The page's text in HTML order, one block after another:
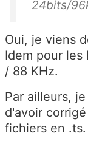
24bits/
Oui, je viens
Idem pour
/ 88 KHz.
Par ailleurs,
d'avoir
fichiers en .ts.